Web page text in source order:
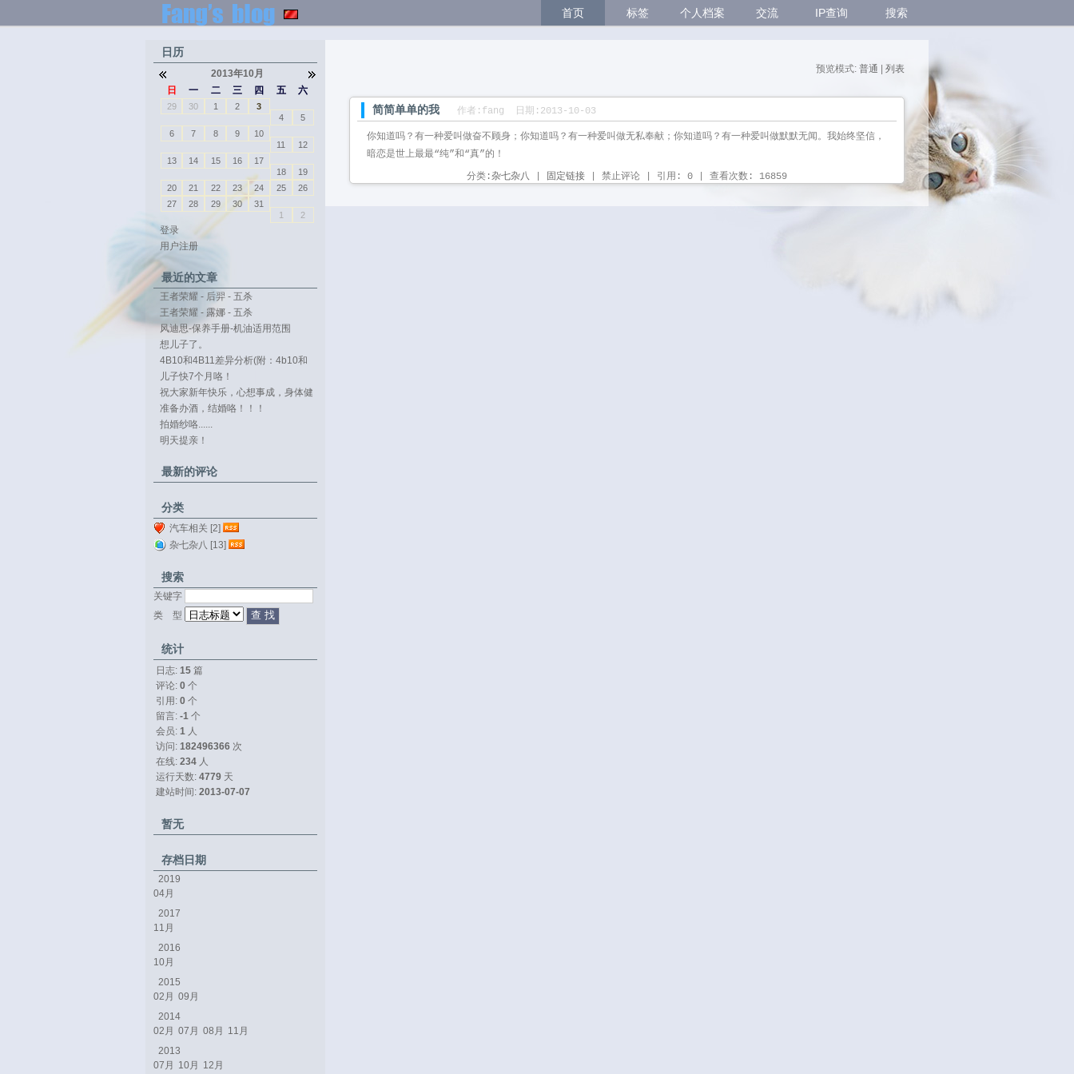
首页 标签 个人档案 交流 IP查询 搜索
预览模式: 普通 列表
简简单单的我 作者:fang 日期:2013-10-03
你知道吗？有一种爱叫做奋不顾身；你知道吗？有一种爱叫做无私奉献；你知道吗？有一种爱叫做默默无闻。我始终坚信，
暗恋是世上最最“纯”和“真”的！
分类:杂七杂八 固定链接 | 禁止评论 | 引用: 0 | 查看次数: 16859
日历
2013年10月
日
一 二 三 四 五 六
29 30 1 2
3
4
5
6
7 8 9
10
11
12
13
14 15 16
17
18
19
20
21 22 23 24 25
26
27
28 29 30
31
1
2
登录
用户注册
最近的文章
王者荣耀 - 后羿 - 五杀
王者荣耀 - 露娜 - 五杀
风迪思-保养手册-机油适用范围
想儿子了。
4B10和4B11差异分析(附：4b10和
4b11...
儿子快7个月咯！
祝大家新年快乐，心想事成，身体健
康。
准备办酒，结婚咯！！！
拍婚纱咯......
明天提亲！
最新的评论
分类
汽车相关 [2]
杂七杂八 [13]
搜索
关键字
类 型
统计
日志: 15 篇
评论: 0 个
引用: 0 个
留言: -1 个
会员: 1 人
访问: 182496366 次
在线: 234 人
运行天数: 4779 天
建站时间: 2013-07-07
暂无
存档日期
2019
04月
2017
11月
2016
10月
2015
02月 09月
2014
02月 07月 08月
11月
2013
07月
10月 12月